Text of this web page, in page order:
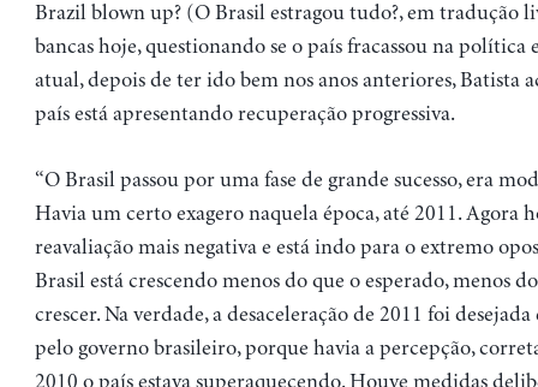
Brazil blown up? (O Brasil estragou tudo?, em tradução
bancas hoje, questionando se o país fracassou na política
atual, depois de ter ido bem nos anos anteriores, Batista
país está apresentando recuperação progressiva.
“O Brasil passou por uma fase de grande sucesso, era
Havia um certo exagero naquela época, até 2011. Agora
reavaliação mais negativa e está indo para o extremo
Brasil está crescendo menos do que o esperado, menos
crescer. Na verdade, a desaceleração de 2011 foi
pelo governo brasileiro, porque havia a percepção,